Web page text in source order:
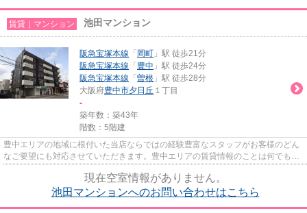
賃貸｜マンション 池田マンション
阪急宝塚本線 「 岡町 」駅 徒歩21分
阪急宝塚本線 「 豊中 」駅 徒歩24分
阪急宝塚本線 「 曽根 」駅 徒歩28分
大阪府豊中市夕日丘 １丁目
-
築年数：築43年
階数：5階建
豊中エリアの地域に根付いた当店ならではの経験豊富なスタッフがお客様のどん
なご要望にも対応させていただきます。豊中エリアの賃貸情報のことは何でもお
現在空室情報がありません。
池田マンションへのお問い合わせはこちら